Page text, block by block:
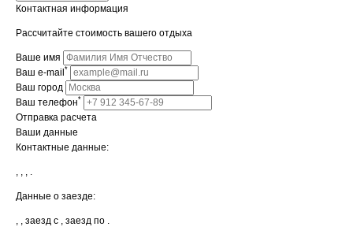
Контактная информация
Рассчитайте стоимость вашего отдыха
Ваше имя
Ваш e-mail *
Ваш город
Ваш телефон*
Отправка расчета
Ваши данные
Контактные данные:
, , , .
Данные о заезде:
, , заезд с , заезд по .